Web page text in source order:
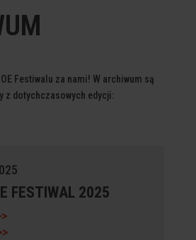
Festiwalu za nami! W archiwum są
z dotychczasowych edycji:
FESTIWAL 2025